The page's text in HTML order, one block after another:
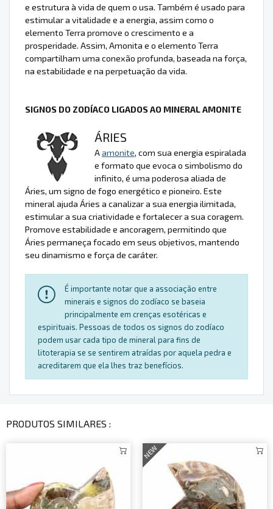
e estrutura à vida de quem o usa. Também é usado para
estimular a vitalidade e a energia, assim como o
elemento Terra promove o crescimento e a
prosperidade. Assim, Amonita e o elemento Terra
compartilham uma conexão profunda, baseada na força,
na estabilidade e na perpetuação da vida.
SIGNOS DO ZODÍACO LIGADOS AO MINERAL AMONITE
ÁRIES
Aamonite, com sua energia espiralada
e formato que evoca o simbolismo do
infinito, é uma poderosa aliada de
Áries, um signo de fogo energético e pioneiro. Este
mineral ajuda Áries a canalizar a sua energia ilimitada,
estimular a sua criatividade e fortalecer a sua coragem.
Promove estabilidade e ancoragem, permitindo que
Áries permaneça focado em seus objetivos, mantendo
seu dinamismo e força de caráter.
É importante notar que a associação entre
minerais e signos do zodíaco se baseia
principalmente em crenças esotéricas e
espirituais. Pessoas de todos os signos do zodíaco
podem usar cada tipo de mineral para fins de
litoterapia se se sentirem atraídas por aquela pedra e
acreditarem que ela lhes traz benefícios.
PRODUTOS SIMILARES :
NEW